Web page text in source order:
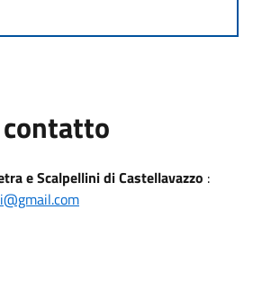
e Scalpellini di Castellavazzo :